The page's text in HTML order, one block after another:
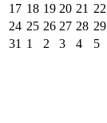
17 18 19 20 21 22
24 25 26 27 28 29
31 1 2 3 4 5